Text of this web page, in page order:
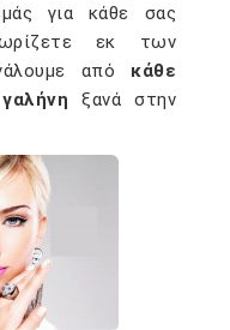
για κάθε σας
εκ των
από κάθε
γαλήνη ξανά στην